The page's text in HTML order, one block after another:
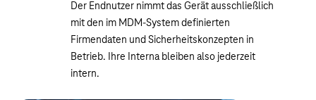
Der Endnutzer nimmt das Gerät ausschließlich
mit den im MDM-System definierten
Firmendaten und Sicherheitskonzepten in
Betrieb. Ihre Interna bleiben also jederzeit
intern.